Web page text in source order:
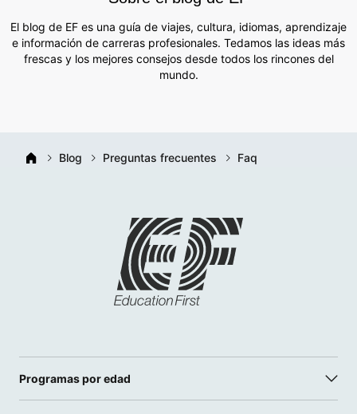
El blog de EF es una guía de viajes, cultura, idiomas, aprendizaje
e información de carreras profesionales. Tedamos las ideas más
frescas y los mejores consejos desde todos los rincones del
mundo.
Blog Preguntas frecuentes Faq
Programas por edad